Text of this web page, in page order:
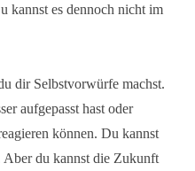
kannst es dennoch nicht im
dir Selbstvorwürfe machst.
aufgepasst hast oder
können. Du kannst
Aber du kannst die Zukunft